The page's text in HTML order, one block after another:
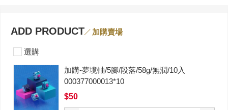
ADD PRODUCT 加購賣場
選購
加購-夢境軸/5腳/段落/58g/無潤/10入
000377000013*10
$50